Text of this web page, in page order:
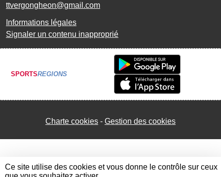
ttvergongheon@gmail.com
Informations légales
Signaler un contenu inapproprié
SPORTSREGIONS
Charte cookies Gestion des cookies
Ce site utilise des cookies et vous donne le contrôle sur ceux